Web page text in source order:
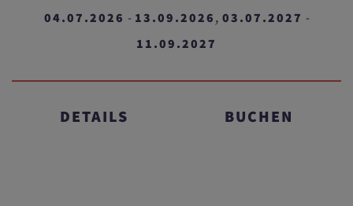
04.07.2026 - 13.09.2026 , 03.07.2027 -
11.09.2027
DETAILS BUCHEN